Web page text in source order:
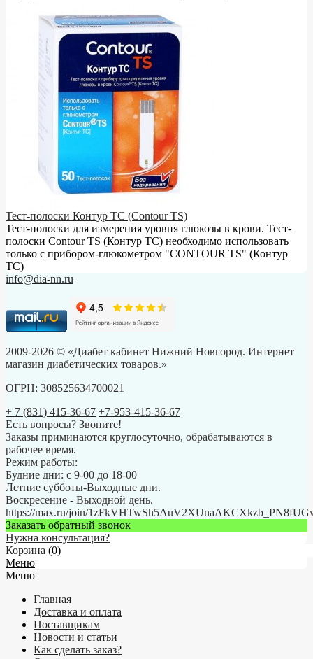
Тест-полоски Контур ТС (Contour TS)
Тест-полоски для измерения уровня глюкозы в крови. Тест-
полоски Contour TS (Контур ТС) необходимо использовать
только с прибором-глюкометром "CONTOUR TS" (Контур
ТС)
info@dia-nn.ru
2009-2026 © «Диабет кабинет Нижний Новгород. Интернет
магазин диабетических товаров.»
ОГРН: 308525634700021
+ 7 (831) 415-36-67 +7-953-415-36-67
Есть вопросы? Звоните!
Заказы приминаются круглосуточно, обрабатываются в
рабочее время.
Режим работы:
Будние дни: с 9-00 до 18-00
Летние субботы-Выходные дни.
Воскресение - Выходной день.
https://max.ru/join/
Заказать обратный звонок
Нужна консультация?
Корзина (0)
Меню
Меню
Главная
Доставка и оплата
Поставщикам
Новости и статьи
Как сделать заказ?